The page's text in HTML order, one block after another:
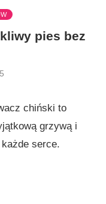
pies bez
chiński to
grzywą i
serce.